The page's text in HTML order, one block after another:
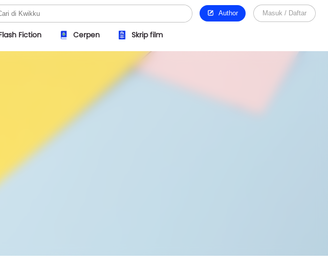
Author Masuk / Daftar
Fiction Cerpen Skrip film